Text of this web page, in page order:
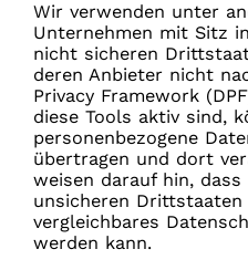
Wir verwenden unter
Unternehmen mit Sitz
nicht sicheren
deren Anbieter nicht
Privacy Framework
diese Tools aktiv sind,
personenbezogene
übertragen und dort
weisen darauf hin,
unsicheren Drittstaaten
vergleichbares
werden kann.